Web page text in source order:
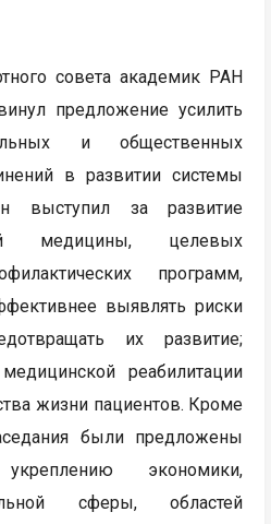
совета академик РАН
предложение усилить
и общественных
в развитии системы
выступил за развитие
медицины, целевых
программ,
выявлять риски
их развитие;
реабилитации
жизни пациентов. Кроме
были предложены
экономики,
сферы, областей